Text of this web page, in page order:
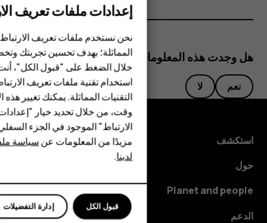
الهواتف الذكية
الهواتف المميزة
الأكسسوارات
HMD Terra M
HMD DUB
HMD Watch
للأعمال
هل وجدت هذه المعلومات مفيدة؟
نعم لا
استكشف
حول
Planet and people
الدعم
إعدادات ملفات تعريف
نحن نستخدم ملفات تعريف
المماثلة؛ بهدف تحسين تجربتك
خلال الضغط على "قبول الكل"،
استخدام تقنية ملفات تعريف
التقنيات المماثلة. يمكنك تغيير
وقت، من خلال تحديد خيار
الارتباط" الموجود في الجزء
مزيدًا من المعلومات عنسياسة
لدينا.
إدارة التفضيلات قبول الكل